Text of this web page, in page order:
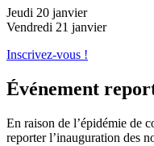
Jeudi 20 janvier
Vendredi 21 janvier
Inscrivez-vous !
Événement
En raison de l’épidémie de
reporter l’inauguration des